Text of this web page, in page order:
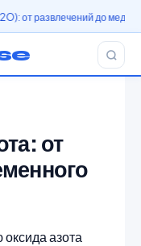
до медицины
от
азота